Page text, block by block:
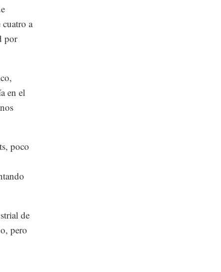
a
por
en el
poco
de
pero